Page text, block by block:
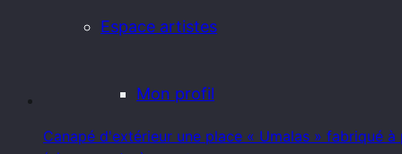
Espace artistes
Mon profil
Canapé d'extérieur une place « Umalas » fabriqué